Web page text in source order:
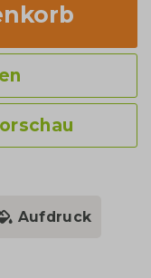
Aufdruck